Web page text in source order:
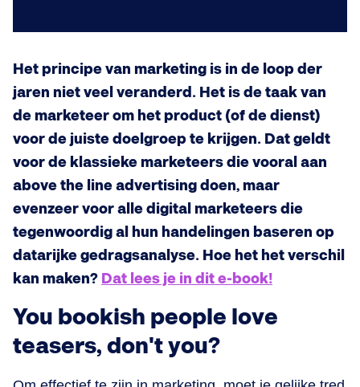
Het principe van marketing is in de loop der
jaren niet veel veranderd. Het is de taak van
de marketeer om het product (of de dienst)
voor de juiste doelgroep te krijgen. Dat geldt
voor de klassieke marketeers die vooral aan
above the line advertising doen, maar
evenzeer voor alle digital marketeers die
tegenwoordig al hun handelingen baseren op
datarijke gedragsanalyse. Hoe het het verschil
kan maken? Dat lees je in dit e-book!
You bookish people love
teasers, don't you?